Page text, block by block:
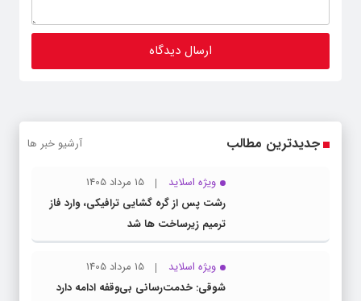
جدیدترین مطالب آرشیو خبر ها
ویژه اسلاید
15 مرداد 1405
رشت پس از گره گشایی ترافیکی، وارد فاز
ترمیم زیرساخت ها شد
ویژه اسلاید
15 مرداد 1405
شوقی: خدمت‌رسانی بی‌وقفه ادامه دارد